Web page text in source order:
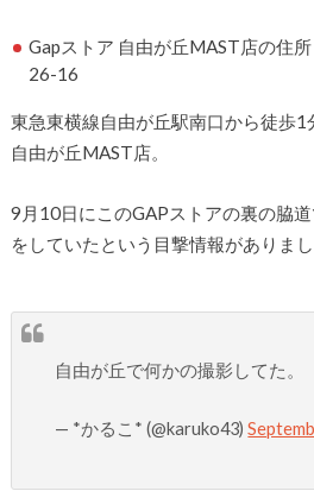
Gapストア 自由が丘MAST店の住
26-16
東急東横線自由が丘駅南口から徒歩1
自由が丘MAST店。
9月10日にこのGAPストアの裏の脇
をしていたという目撃情報がありまし
自由が丘で何かの撮影してた。
— *かるこ* (@karuko43)